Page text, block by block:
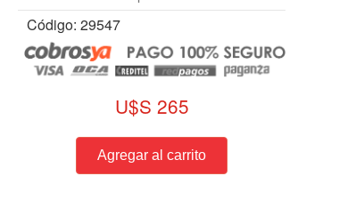
Código: 29547
U$S 265